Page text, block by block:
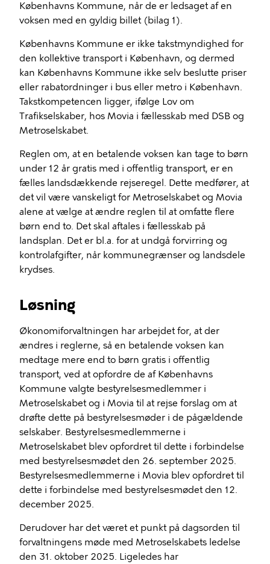
Københavns Kommune, når de er ledsaget af en
voksen med en gyldig billet (bilag 1).
Københavns Kommune er ikke takstmyndighed for
den kollektive transport i København, og dermed
kan Københavns Kommune ikke selv beslutte priser
eller rabatordninger i bus eller metro i København.
Takstkompetencen ligger, ifølge Lov om
Trafikselskaber, hos Movia i fællesskab med DSB og
Metroselskabet.
Reglen om, at en betalende voksen kan tage to børn
under 12 år gratis med i offentlig transport, er en
fælles landsdækkende rejseregel. Dette medfører, at
det vil være vanskeligt for Metroselskabet og Movia
alene at vælge at ændre reglen til at omfatte flere
børn end to. Det skal aftales i fællesskab på
landsplan. Det er bl.a. for at undgå forvirring og
kontrolafgifter, når kommunegrænser og landsdele
krydses.
Løsning
Økonomiforvaltningen har arbejdet for, at der
ændres i reglerne, så en betalende voksen kan
medtage mere end to børn gratis i offentlig
transport, ved at opfordre de af Københavns
Kommune valgte bestyrelsesmedlemmer i
Metroselskabet og i Movia til at rejse forslag om at
drøfte dette på bestyrelsesmøder i de pågældende
selskaber. Bestyrelsesmedlemmerne i
Metroselskabet blev opfordret til dette i forbindelse
med bestyrelsesmødet den 26. september 2025.
Bestyrelsesmedlemmerne i Movia blev opfordret til
dette i forbindelse med bestyrelsesmødet den 12.
december 2025.
Derudover har det været et punkt på dagsorden til
forvaltningens møde med Metroselskabets ledelse
den 31. oktober 2025. Ligeledes har